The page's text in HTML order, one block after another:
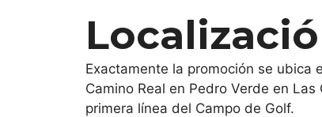
Exactamente la promoción se ubica
Camino Real en Pedro Verde en Las
primera línea del Campo de Golf.